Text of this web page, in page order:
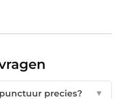
precies? ▼